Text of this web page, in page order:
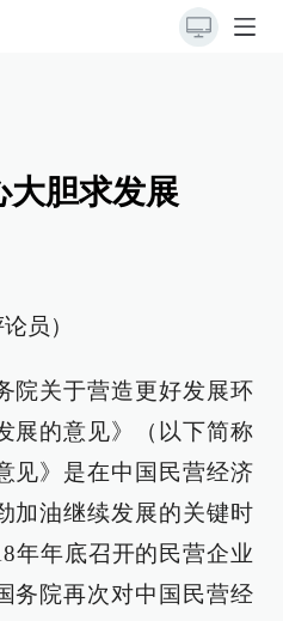
大胆求发展
员）
院关于营造更好发展环
展的意见》（以下简称
见》是在中国民营经济
加油继续发展的关键时
年年底召开的民营企业
务院再次对中国民营经